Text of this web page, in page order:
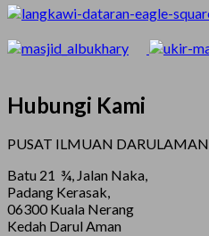
Hubungi Kami
PUSAT ILMUAN DARULAMAN
Batu 21 ¾, Jalan Naka,
Padang Kerasak,
06300 Kuala Nerang
Kedah Darul Aman